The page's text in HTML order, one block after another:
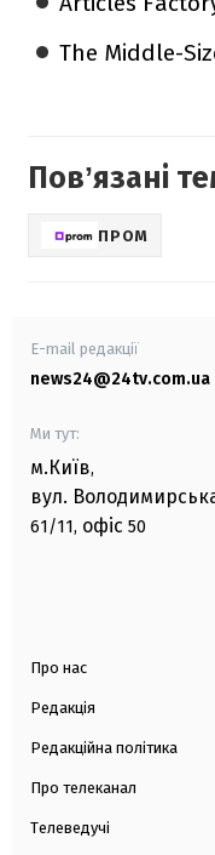
The Middle-
Повʼязані
ПРОМ
E-mail редакції
news24@24tv.com.ua
Ми тут:
м.Київ,
вул.
61/11, офіс 50
Про нас
Редакція
Редакційна політика
Про телеканал
Телеведучі